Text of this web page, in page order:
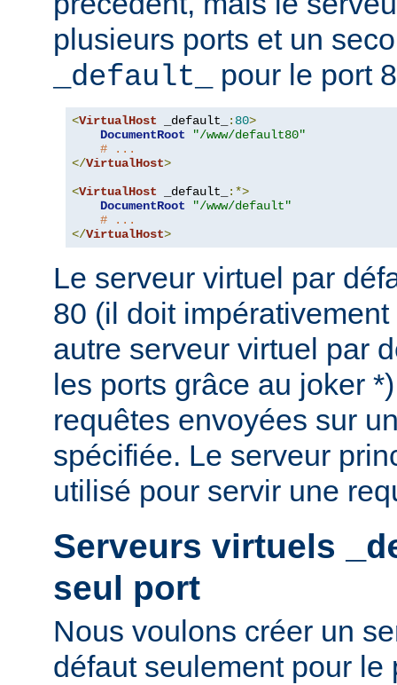
plusieurs ports et un
_default_
pour le port
<VirtualHost _default_ : 80>
DocumentRoot
"/www/default80"
# ...
</VirtualHost>
<VirtualHost _default_
:*>
DocumentRoot
"/www/default"
# ...
</VirtualHost>
Le serveur virtuel par
80 (il doit
autre serveur virtuel par
les ports grâce au joker
requêtes envoyées sur
spécifiée. Le serveur
utilisé pour servir une
Serveurs virtuels
seul port
Nous voulons créer un
défaut seulement pour le